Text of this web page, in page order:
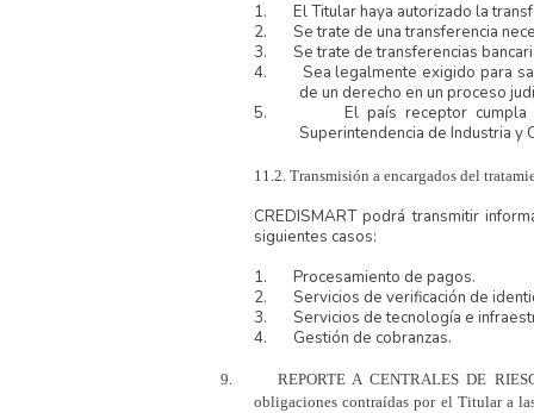
1.
El Titular haya autorizado la
2.
Se trate de una transferencia
3.
Se trate de transferencias
4.
Sea legalmente exigido para
de un derecho en un proceso
5.
El país receptor
Superintendencia de Industria y
11.2. Transmisión a encargados del
CREDISMART podrá transmitir
siguientes casos:
1.
Procesamiento de pagos.
2.
Servicios de verificación de
3.
Servicios de tecnología e
4.
Gestión de cobranzas.
9.
REPORTE A CENTRALES DE
obligaciones contraídas por el Titular a